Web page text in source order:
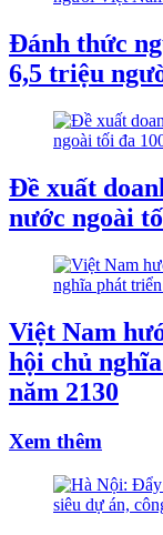
Đánh thức
6,5 triệu
Đề xuất
nước ngoài
Việt Nam
hội chủ
năm 2130
Xem thêm